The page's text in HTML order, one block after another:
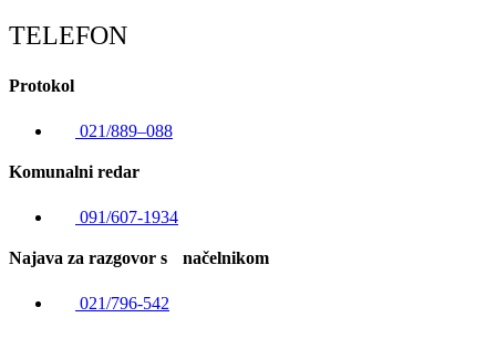
TELEFON
Protokol
021/889–088
Komunalni redar
091/607-1934
Najava za razgovor s načelnikom
021/796-542